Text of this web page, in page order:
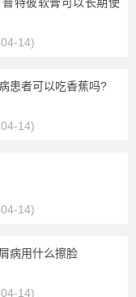
14)
患者可以吃香蕉吗?
14)
14)
病用什么擦脸
14)